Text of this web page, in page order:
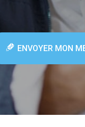
ENVOYER MON